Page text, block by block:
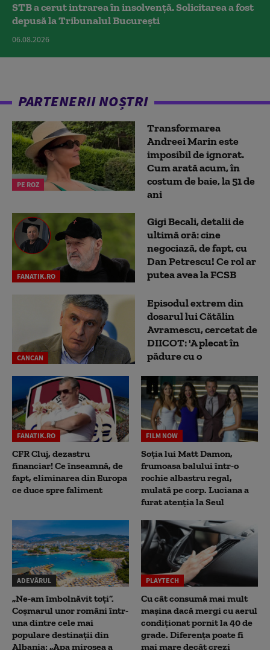
STB a cerut intrarea în insolvență. Solicitarea a fost
depusă la Tribunalul București
06.08.2026
PARTENERII NOȘTRI
PE ROZ
Transformarea
Andreei Marin este
imposibil de ignorat.
Cum arată acum, în
costum de baie, la 51 de
ani
FANATIK.RO
Gigi Becali, detalii de
ultimă oră: cine
negociază, de fapt, cu
Dan Petrescu! Ce rol ar
putea avea la FCSB
CANCAN
Episodul extrem din
dosarul lui Cătălin
Avramescu, cercetat de
DIICOT: 'A plecat în
pădure cu o
FANATIK.RO
CFR Cluj, dezastru
financiar! Ce înseamnă, de
fapt, eliminarea din Europa
ce duce spre faliment
FILM NOW
Soția lui Matt Damon,
frumoasa balului într-o
rochie albastru regal,
mulată pe corp. Luciana a
furat atenția la Seul
ADEVĂRUL
„Ne-am îmbolnăvit toți”.
Coșmarul unor români într-
una dintre cele mai
populare destinații din
Albania: „Apa mirosea a
PLAYTECH
Cu cât consumă mai mult
mașina dacă mergi cu aerul
condiționat pornit la 40 de
grade. Diferența poate fi
mai mare decât crezi